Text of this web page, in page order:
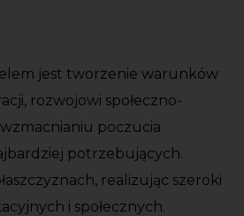
jest tworzenie warunków
rozwojowi społeczno-
poczucia
potrzebujących.
realizując szeroki
i społecznych.